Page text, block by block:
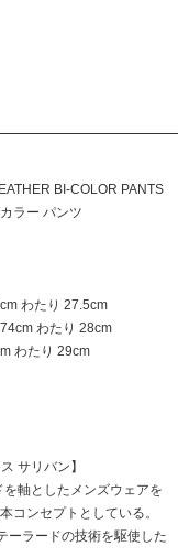
BI-COLOR PANTS
ラー パンツ
わたり 27.5cm
わたり 28cm
わたり 29cm
サリバン】
軸としたメンズウェアを
コンセプトとしている。
ーラードの技術を駆使した